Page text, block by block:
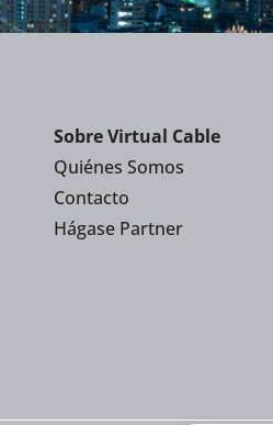
Sobre Virtual Cable
Quiénes Somos
Contacto
Hágase Partner